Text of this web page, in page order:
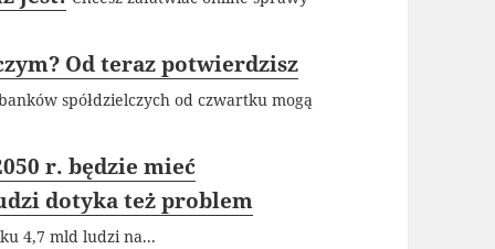
Od teraz potwierdzisz
spółdzielczych od czwartku mogą
r. będzie mieć
dotyka też problem
4,7 mld ludzi na...